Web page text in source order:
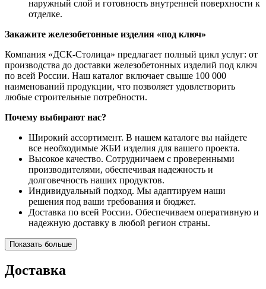
наружный слой и готовность внутренней поверхности к
отделке.
Закажите железобетонные изделия «под ключ»
Компания «ДСК-Столица» предлагает полный цикл услуг: от
производства до доставки железобетонных изделий под ключ
по всей России. Наш каталог включает свыше 100 000
наименований продукции, что позволяет удовлетворить
любые строительные потребности.
Почему выбирают нас?
Широкий ассортимент. В нашем каталоге вы найдете
все необходимые ЖБИ изделия для вашего проекта.
Высокое качество. Сотрудничаем с проверенными
производителями, обеспечивая надежность и
долговечность наших продуктов.
Индивидуальный подход. Мы адаптируем наши
решения под ваши требования и бюджет.
Доставка по всей России. Обеспечиваем оперативную и
надежную доставку в любой регион страны.
Показать больше
Доставка